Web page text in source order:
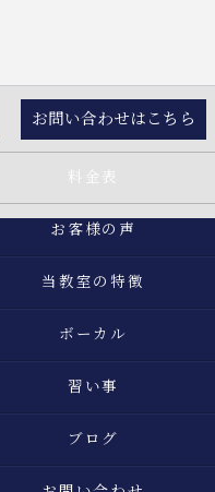
お問い合わせはこちら
料金表
お客様の声
当教室の特徴
ボーカル
習い事
ブログ